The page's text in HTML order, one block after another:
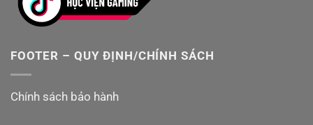
FOOTER – QUY ĐỊNH/CHÍNH SÁCH
Chính sách bảo hành